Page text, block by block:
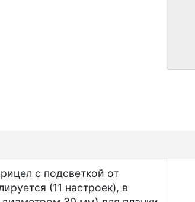
с подсветкой от
(11 настроек), в